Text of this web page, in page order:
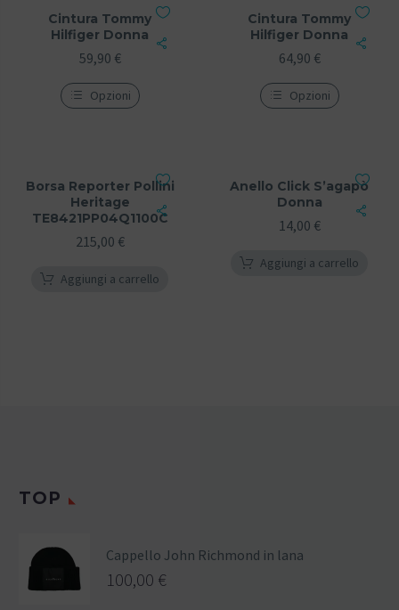
Cintura Tommy
Hilfiger Donna
59,90 €
Opzioni
Cintura Tommy
Hilfiger Donna
64,90 €
Opzioni
Borsa Reporter Pollini
Heritage
TE8421PP04Q1100C
215,00 €
Aggiungi a carrello
Anello Click S’agapò
Donna
14,00 €
Aggiungi a carrello
TOP
Cappello John Richmond in lana
100,00 €